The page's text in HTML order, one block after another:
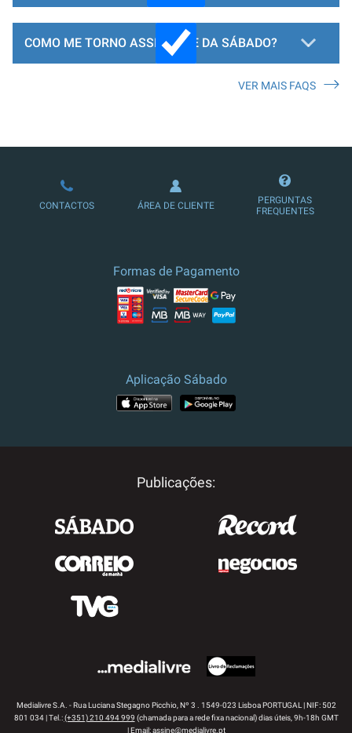
COMO ME TORNO ASSINANTE DA SÁBADO?
LOJA DE ASSINATURAS
VER MAIS FAQS
CONTACTOS ÁREA DE CLIENTE
PERGUNTAS
FREQUENTES
Formas de Pagamento
Aplicação Sábado
Publicações:
Medialivre S.A. - Rua Luciana Stegagno Picchio, Nº 3 . 1549-023 Lisboa PORTUGAL | NIF: 502
801 034 | Tel.:(+351) 210 494 999 (chamada para a rede fixa nacional) dias úteis, 9h-18h GMT
| Email:assine@medialivre.pt